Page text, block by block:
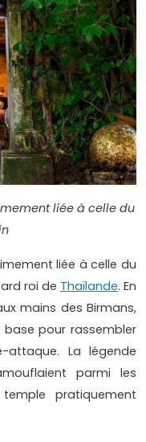
liée à celle du
liée à celle du
roi de Thaïlande. En
mains des Birmans,
pour rassembler
La légende
parmi les
pratiquement